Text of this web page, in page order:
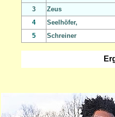
3
Zeus
4
Seelhöfer,
5
Schreiner